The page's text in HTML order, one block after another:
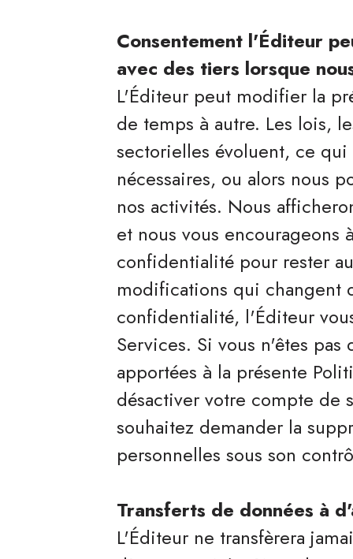
Consentement l'Éditeur
avec des tiers lorsque
L'Éditeur peut modifier la
de temps à autre. Les lois,
sectorielles évoluent, ce
nécessaires, ou alors nous
nos activités. Nous
et nous vous
confidentialité pour rester
modifications qui changent
confidentialité, l'Éditeur
Services. Si vous n'êtes
apportées à la présente
désactiver votre compte de
souhaitez demander la
personnelles sous son
Transferts de données à
L'Éditeur ne transfèrera